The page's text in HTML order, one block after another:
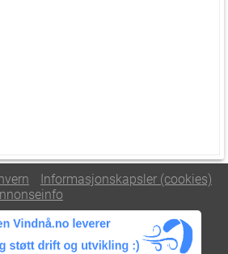
Informasjonskapsler (cookies)